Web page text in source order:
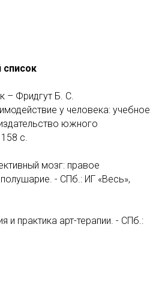
список
– Фридгут Б. С.
у человека: учебное
южного
с.
мозг: правое
- СПб.: ИГ «Весь»,
и практика арт-терапии. - СПб.: